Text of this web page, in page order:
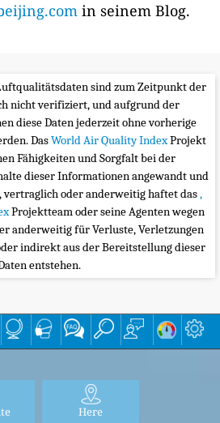
in seinem Blog.
sind zum Zeitpunkt der
nicht verifiziert, und aufgrund der
diese Daten jederzeit ohne vorherige
DasWorld Air Quality IndexProjekt
Fähigkeiten und Sorgfalt bei der
dieser Informationen angewandt und
oder anderweitig haftet das,
Projektteam oder seine Agenten wegen
anderweitig für Verluste, Verletzungen
indirekt aus der Bereitstellung dieser
entstehen.
Here